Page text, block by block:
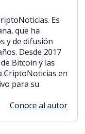
Es
que ha
y de difusión
Desde 2017
Bitcoin y las
CriptoNoticias en
para su
Conoce al autor